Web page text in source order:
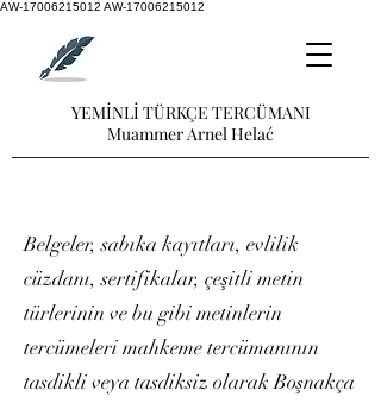
AW-17006215012 AW-17006215012
YEMİNLİ TÜRKÇE TERCÜMANI
Muammer Arnel Helać
Belgeler, sabıka kayıtları, evlilik
cüzdanı, sertifikalar, çeşitli metin
türlerinin ve bu gibi metinlerin
tercümeleri mahkeme tercümanının
tasdikli veya tasdiksiz olarak Boşnakça